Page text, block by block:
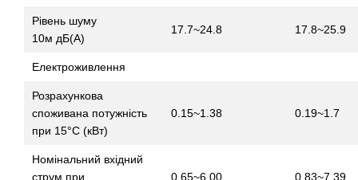
Рівень шуму
10м дБ(A)
17.7~24.8 17.8~25.9
Електроживлення
Розрахункова
споживана потужність
при 15°C (кВт)
0.15~1.38 0.19~1.7
Номінальний вхідний
струм при
0.65~6.00 0.83~7.39